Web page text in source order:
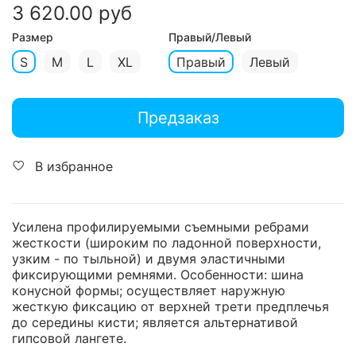
3 620.00 руб
Размер
S M L XL
Правый/Левый
Правый Левый
Предзаказ
В избранное
Усилена профилируемыми съемными ребрами
жесткости (широким по ладонной поверхности,
узким - по тыльной) и двумя эластичными
фиксирующими ремнями. Особенности: шина
конусной формы; осуществляет наружную
жесткую фиксацию от верхней трети предплечья
до середины кисти; является альтернативой
гипсовой лангете.